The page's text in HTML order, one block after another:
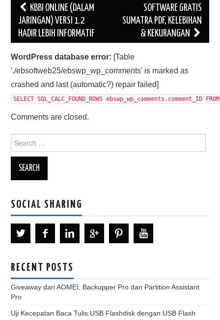
Post
navigation
KBBI ONLINE (DALAM
JARINGAN) VERSI 1.2
HADIR LEBIH INFORMATIF
SOFTWARE GRATIS
SUMATRA PDF, KELEBIHAN
& KEKURANGAN
WordPress database error: [Table
'./ebsoftweb25/ebswp_wp_comments' is marked as
crashed and last (automatic?) repair failed]
SELECT SQL_CALC_FOUND_ROWS
Comments are closed.
for:
SOCIAL SHARING
RECENT POSTS
Giveaway dari AOMEI, Backupper Pro dan Partition Assistant
Pro
Uji Kecepatan Baca Tulis USB Flashdisk dengan USB Flash